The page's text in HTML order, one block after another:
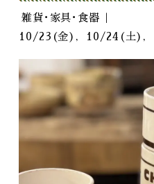
雑貨･家具･食器
10/23(金)
10/24(土)